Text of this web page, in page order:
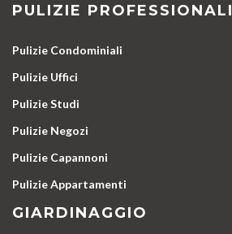
PULIZIE PROFESSIONALI
Pulizie Condominiali
Pulizie Uffici
Pulizie Studi
Pulizie Negozi
Pulizie Capannoni
Pulizie Appartamenti
GIARDINAGGIO